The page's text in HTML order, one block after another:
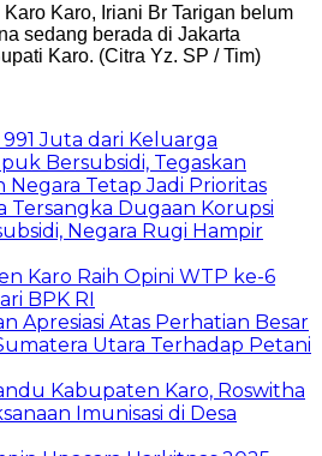
Karo, Iriani Br Tarigan belum
sedang berada di Jakarta
Karo. (Citra Yz. SP / Tim)
Juta dari Keluarga
Bersubsidi, Tegaskan
Tetap Jadi Prioritas
Tersangka Dugaan Korupsi
Negara Rugi Hampir
Karo Raih Opini WTP ke-6
BPK RI
Apresiasi Atas Perhatian Besar
Utara Terhadap Petani
Kabupaten Karo, Roswitha
Imunisasi di Desa